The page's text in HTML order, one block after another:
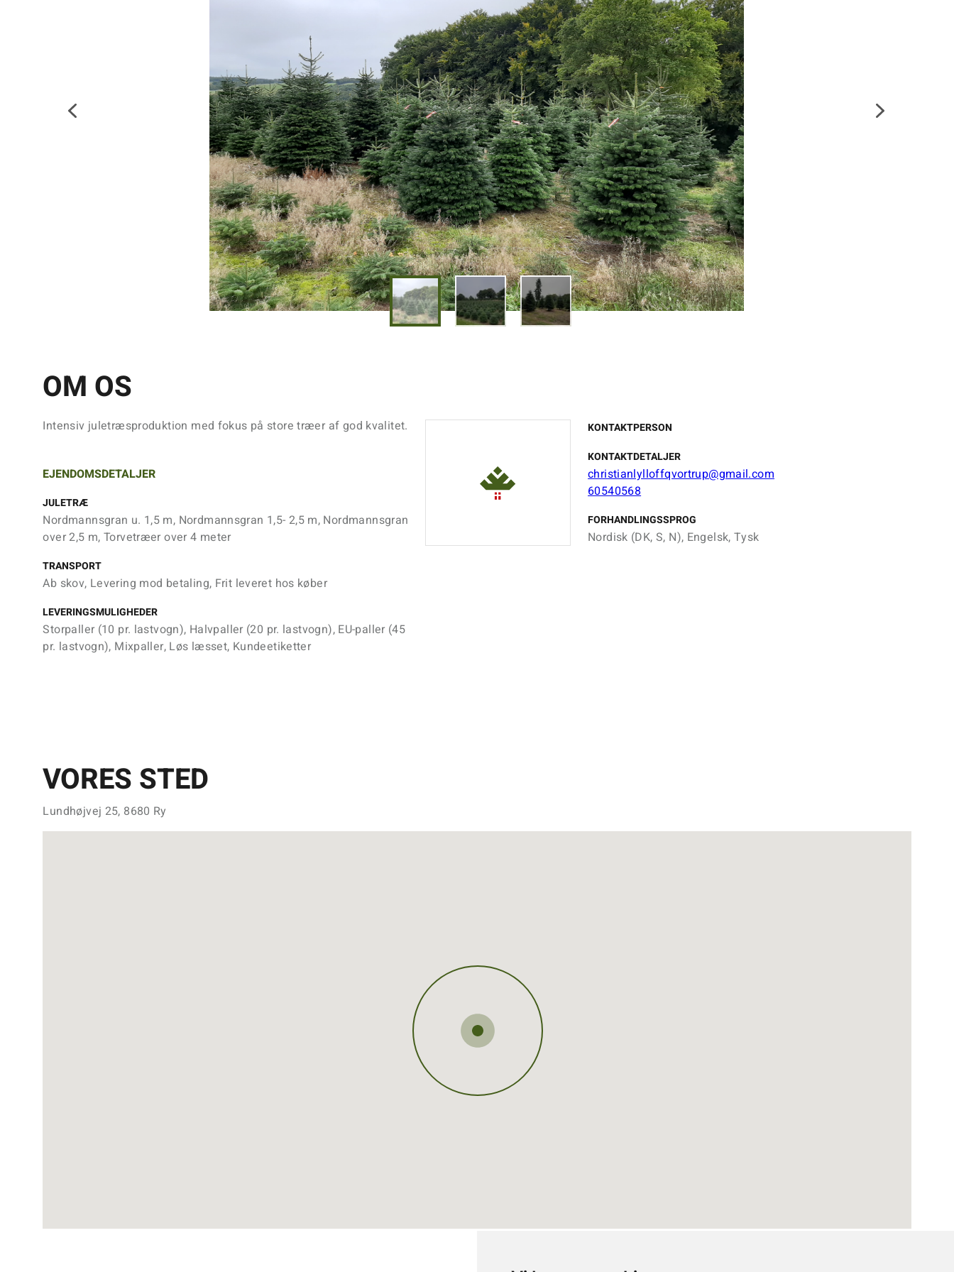
OM OS
Intensiv juletræsproduktion med fokus på store træer af god kvalitet.
EJENDOMSDETALJER
JULETRÆ
Nordmannsgran u. 1,5 m, Nordmannsgran 1,5- 2,5 m, Nordmannsgran
over 2,5 m, Torvetræer over 4 meter
TRANSPORT
Ab skov, Levering mod betaling, Frit leveret hos køber
LEVERINGSMULIGHEDER
Storpaller (10 pr. lastvogn), Halvpaller (20 pr. lastvogn), EU-paller (45
pr. lastvogn), Mixpaller, Løs læsset, Kundeetiketter
KONTAKTPERSON
KONTAKTDETALJER
christianlylloffqvortrup@gmail.com
60540568
FORHANDLINGSSPROG
Nordisk (DK, S, N), Engelsk, Tysk
VORES STED
Lundhøjvej 25, 8680 Ry